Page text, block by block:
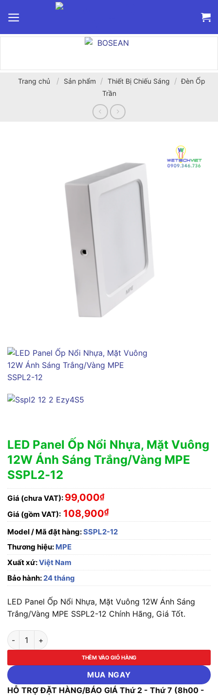
qua
Trang chủ / Sản phẩm / Thiết Bị Chiếu Sáng / Đèn Ốp
Trần
LED Panel Ốp Nổi Nhựa, Mặt Vuông
12W Ánh Sáng Trắng/Vàng MPE
SSPL2-12
Giá (chưa VAT): 99,000₫
Giá (gồm VAT): 108,900₫
Model / Mã đặt hàng:SSPL2-12
Thương hiệu: MPE
Xuất xứ:Việt Nam
Bảo hành:24 tháng
LED Panel Ốp Nổi Nhựa, Mặt Vuông 12W Ánh Sáng
Trắng/Vàng MPE SSPL2-12 Chính Hãng, Giá Tốt.
LED Panel Ốp Nổi Nhựa, Mặt Vuông 12W Ánh Sáng Trắng/
THÊM VÀO GIỎ HÀNG
MUA NGAY
HỖ TRỢ ĐẶT HÀNG/BÁO GIÁ Thứ 2 - Thứ 7 (8h00 -